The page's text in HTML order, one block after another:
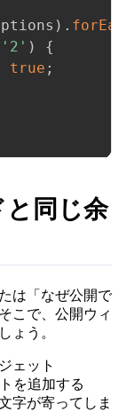
) .
'2' )
{
true ;
同じ余
は「なぜ公開で
こで、公開ウィ
ょう。
ェット
を追加する
字が寄ってしま